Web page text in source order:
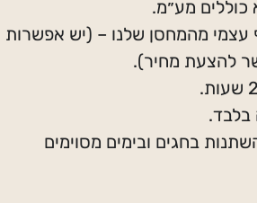
מע״מ.
עצמי מהמחסן שלנו – (יש אפשרות
להצעת מחיר).
בלבד.
בחגים ובימים מסוימים